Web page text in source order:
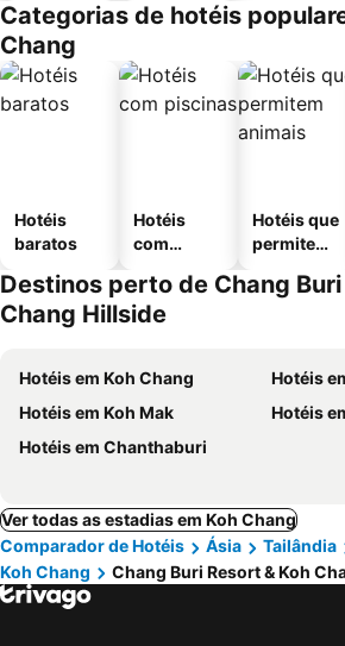
Categorias de hotéis
Chang
Hotéis
baratos
Hotéis
com
Hotéis que
permitem
Destinos perto de Chang
Chang Hillside
Hotéis em Koh Chang
Hotéis
Hotéis em Koh Mak
Hotéis
Hotéis em Chanthaburi
Ver todas as estadias em Koh Chang
Comparador de Hotéis
Ásia Tailândia
Koh Chang
Chang Buri Resort & Koh